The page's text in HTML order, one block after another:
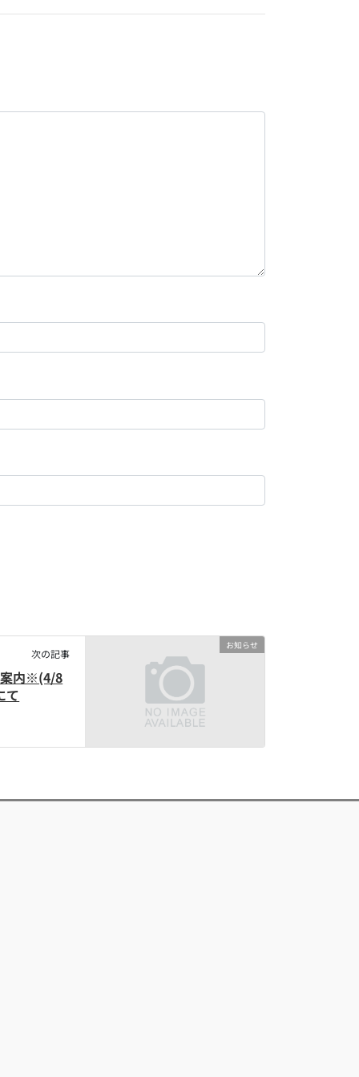
お知らせ
次の記事
案内※(4/8
て